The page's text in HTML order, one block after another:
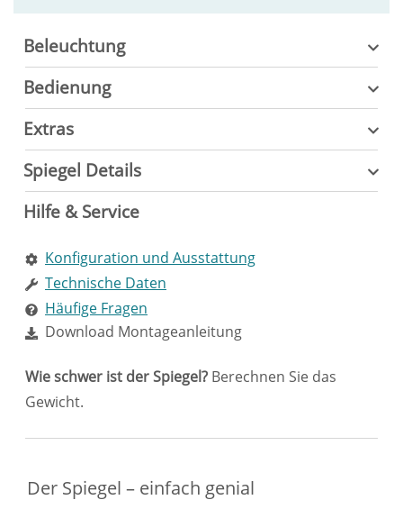
Der Spiegel – einfach genial
Beleuchtung
Bedienung
Extras
Spiegel Details
Hilfe & Service
Konfiguration und Ausstattung
Technische Daten
Häufige Fragen
Download Montageanleitung
Wie schwer ist der Spiegel? Berechnen Sie das
Gewicht.